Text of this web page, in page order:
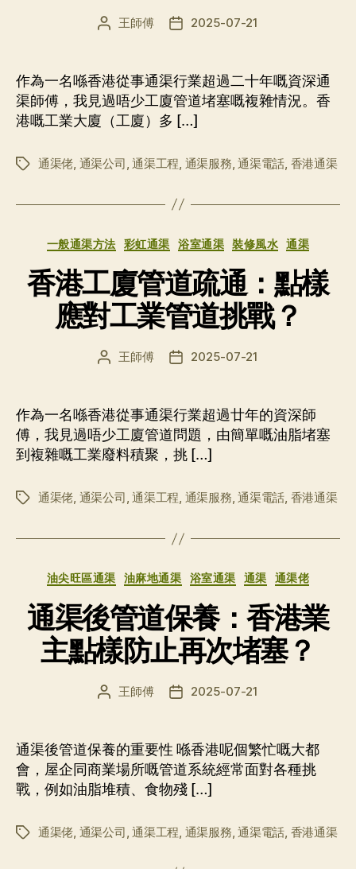
文
者
王師傅
发
期
2025-07-21
作為一名喺香港從事通渠行業超過二十年嘅資深通
渠師傅，我見過唔少工廈管道堵塞嘅複雜情況。香
港嘅工業大廈（工廈）多 […]
标
通渠佬 通渠公司 ,通渠工程 通渠服務 ,通渠電話 香港通渠
分
一般通渠方法 彩虹通渠 浴室通渠 裝修風水 通渠
香港工廈管道疏通：點樣
應對工業管道挑戰？
文
者
王師傅
发
期
2025-07-21
作為一名喺香港從事通渠行業超過廿年的資深師
傅，我見過唔少工廈管道問題，由簡單嘅油脂堵塞
到複雜嘅工業廢料積聚，挑 […]
标
通渠佬, 通渠公司,通渠工程, 通渠服務,通渠電話, 香港通渠
分
油尖旺區通渠 油麻地通渠 浴室通渠 通渠 通渠佬
通渠後管道保養：香港業
主點樣防止再次堵塞？
文
者
王師傅
发
期
2025-07-21
通渠後管道保養的重要性 喺香港呢個繁忙嘅大都
會，屋企同商業場所嘅管道系統經常面對各種挑
戰，例如油脂堆積、食物殘 […]
标
通渠佬 通渠公司 ,通渠工程 通渠服務 ,通渠電話 香港通渠